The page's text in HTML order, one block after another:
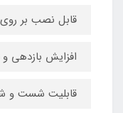
قابل نصب بر روی
افزایش بازدهی
قابلیت شست و